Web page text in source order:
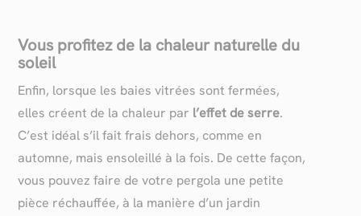
Vous profitez de la chaleur naturelle du
soleil
Enfin, lorsque les baies vitrées sont fermées,
elles créent de la chaleur par l’effet de serre.
C’est idéal s’il fait frais dehors, comme en
automne, mais ensoleillé à la fois. De cette façon,
vous pouvez faire de votre pergola une petite
pièce réchauffée, à la manière d’un jardin